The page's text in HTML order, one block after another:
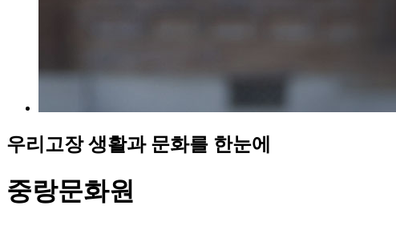
우리고장 생활과 문화를 한눈에
중랑문화원